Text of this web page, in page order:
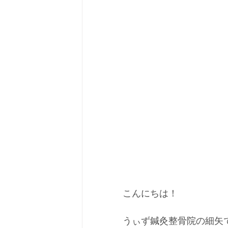
こんにちは！
うぃず鍼灸整骨院の細矢